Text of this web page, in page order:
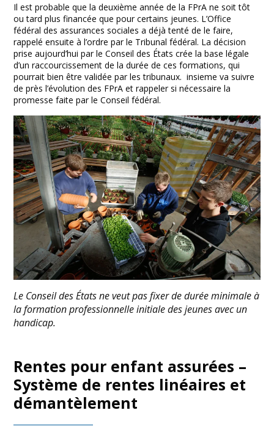
Il est probable que la deuxième année de la FPrA ne soit tôt
ou tard plus financée que pour certains jeunes. L’Office
fédéral des assurances sociales a déjà tenté de le faire,
rappelé ensuite à l’ordre par le Tribunal fédéral. La décision
prise aujourd’hui par le Conseil des États crée la base légale
d’un raccourcissement de la durée de ces formations, qui
pourrait bien être validée par les tribunaux. insieme va suivre
de près l’évolution des FPrA et rappeler si nécessaire la
promesse faite par le Conseil fédéral.
Le Conseil des États ne veut pas fixer de durée minimale à
la formation professionnelle initiale des jeunes avec un
handicap.
Rentes pour enfant assurées –
Système de rentes linéaires et
démantèlement